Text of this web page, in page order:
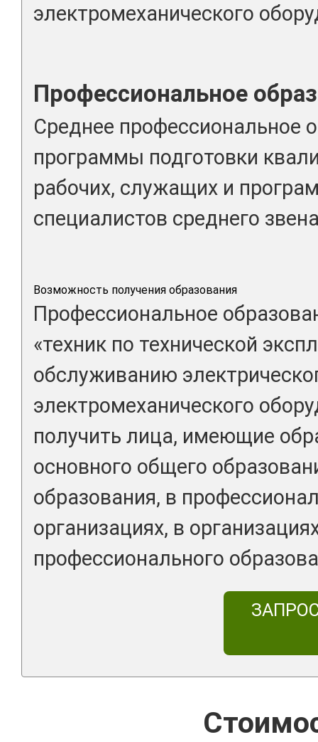
электромеханического
Профессиональное
Среднее профессиональное
программы подготовки
рабочих, служащих и
специалистов среднего
Возможность получения образования
Профессиональное
«техник по технической
обслуживанию
электромеханического
получить лица, имеющие
основного общего
образования, в
организациях, в
профессионального